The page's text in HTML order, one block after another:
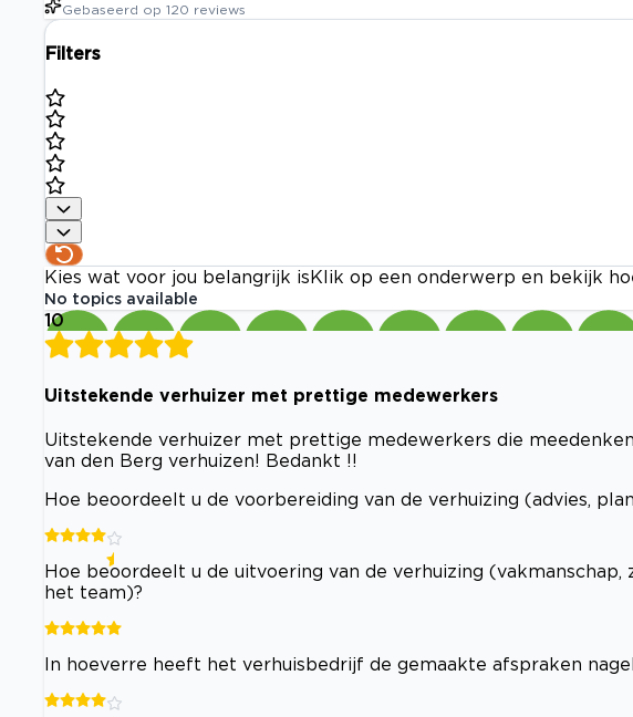
Gebaseerd op 120 reviews
Filters
Kies wat voor jou belangrijk is Klik op een onderwerp en bekijk
No topics available
10
Uitstekende verhuizer met prettige medewerkers
Uitstekende verhuizer met prettige medewerkers die
van den Berg verhuizen! Bedankt !!
Hoe beoordeelt u de voorbereiding van de verhuizing (advies,
Hoe beoordeelt u de uitvoering van de verhuizing
het team)?
In hoeverre heeft het verhuisbedrijf de gemaakte afspraken